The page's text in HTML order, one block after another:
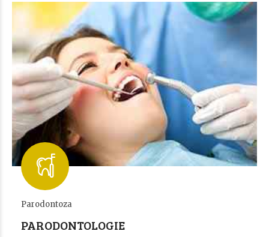
Parodontoza
PARODONTOLOGIE